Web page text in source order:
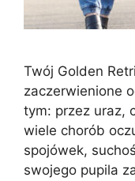
Twój Golden
zaczerwienione
tym: przez uraz,
wiele chorób
spojówek,
swojego pupila